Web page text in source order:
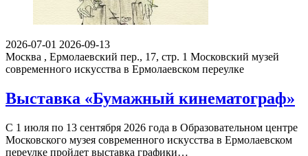
2026-07-01 2026-09-13
Москва , Ермолаевский пер., 17, стр. 1 Московский музей
современного искусства в Ермолаевском переулке
Выставка «Бумажный кинематограф»
С 1 июля по 13 сентября 2026 года в Образовательном центре
Московского музея современного искусства в Ермолаевском
переулке пройдет выставка графики…